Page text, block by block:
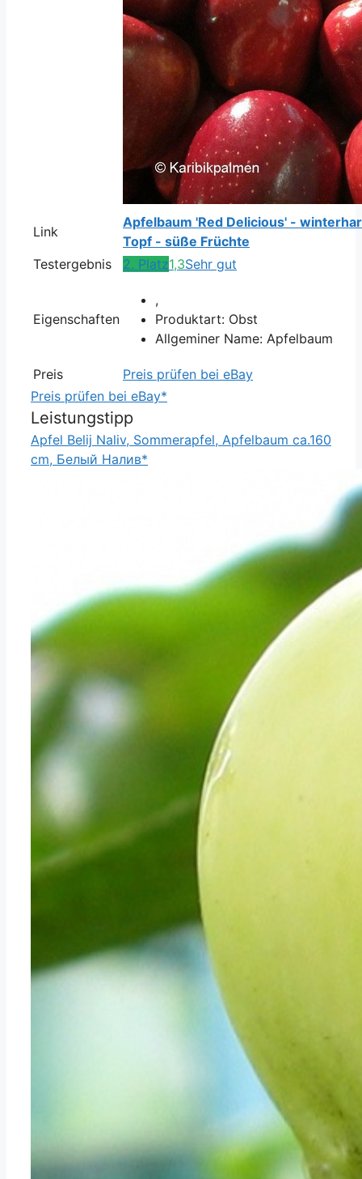
Link
Apfelbaum 'Red Delicious' -
Topf - süße Früchte
Testergebnis
2. Platz1,3Sehr gut
Eigenschaften
,
Produktart: Obst
Allgeminer Name: Apfelbaum
Preis
Preis prüfen bei eBay
Preis prüfen bei eBay*
Leistungstipp
Apfel Belij Naliv, Sommerapfel, Apfelbaum ca.160
cm, Белый Налив*